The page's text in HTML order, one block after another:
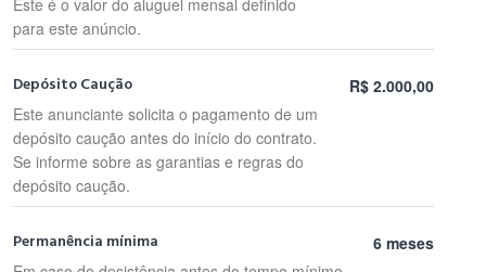
Este é o valor do aluguel mensal definido
para este anúncio.
Depósito Caução
Este anunciante solicita o pagamento de um
depósito caução antes do início do contrato.
Se informe sobre as garantias e regras do
depósito caução.
R$ 2.000,00
Permanência mínima
6 meses